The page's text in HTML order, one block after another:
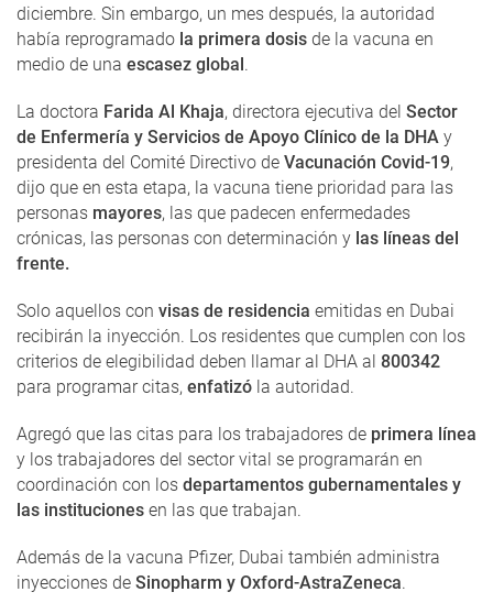
diciembre. Sin embargo, un mes después, la autoridad
había reprogramado la primera dosis de la vacuna en
medio de una escasez global.
La doctora Farida Al Khaja, directora ejecutiva del Sector
de Enfermería y Servicios de Apoyo Clínico de la DHA y
presidenta del Comité Directivo de Vacunación Covid-19,
dijo que en esta etapa, la vacuna tiene prioridad para las
personas mayores, las que padecen enfermedades
crónicas, las personas con determinación y las líneas del
frente.
Solo aquellos con visas de residencia emitidas en Dubai
recibirán la inyección. Los residentes que cumplen con los
criterios de elegibilidad deben llamar al DHA al 800342
para programar citas, enfatizó la autoridad.
Agregó que las citas para los trabajadores de primera línea
y los trabajadores del sector vital se programarán en
coordinación con los departamentos gubernamentales y
las instituciones en las que trabajan.
Además de la vacuna Pfizer, Dubai también administra
inyecciones de Sinopharm y Oxford-AstraZeneca.